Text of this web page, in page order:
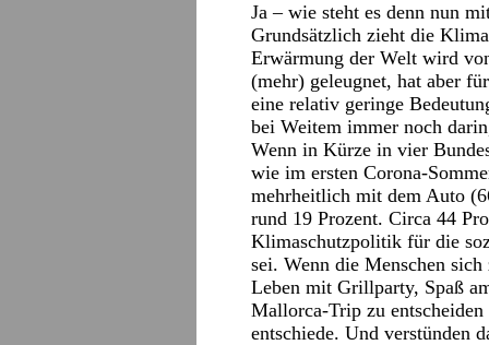
Ja – wie steht es denn nun
Grundsätzlich zieht die
Erwärmung der Welt wird
(mehr) geleugnet, hat aber
eine relativ geringe
bei Weitem immer noch
Wenn in Kürze in vier
wie im ersten Corona-
mehrheitlich mit dem Auto
rund 19 Prozent. Circa 44
Klimaschutzpolitik für die
sei. Wenn die Menschen
Leben mit Grillparty, Spaß
Mallorca-Trip zu
entschiede. Und verstünden